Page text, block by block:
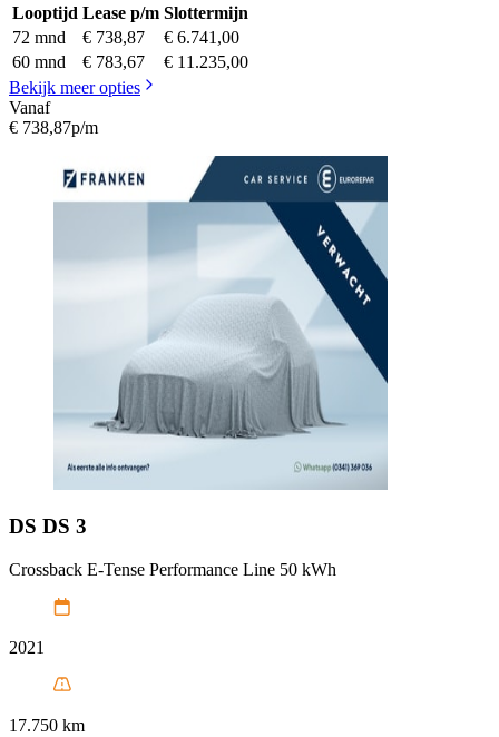
Looptijd Lease p/m Slottermijn
72 mnd
€ 738,87
€ 6.741,00
60 mnd
€ 783,67
€ 11.235,00
Bekijk meer opties
Vanaf
€ 738,87p/m
DS DS 3
Crossback E-Tense Performance Line 50 kWh
2021
17.750 km